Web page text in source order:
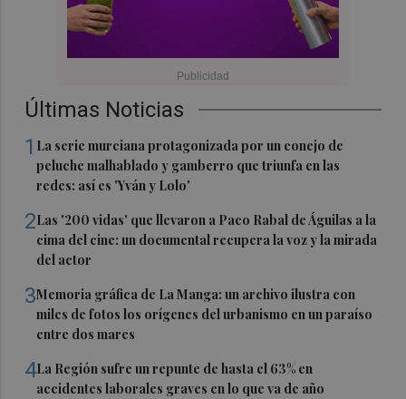
Últimas Noticias
1 La serie murciana protagonizada por un conejo de
peluche malhablado y gamberro que triunfa en las
redes: así es 'Yván y Lolo'
2Las '200 vidas' que llevaron a Paco Rabal de Águilas a la
cima del cine: un documental recupera la voz y la mirada
del actor
3Memoria gráfica de La Manga: un archivo ilustra con
miles de fotos los orígenes del urbanismo en un paraíso
entre dos mares
4La Región sufre un repunte de hasta el 63% en
accidentes laborales graves en lo que va de año